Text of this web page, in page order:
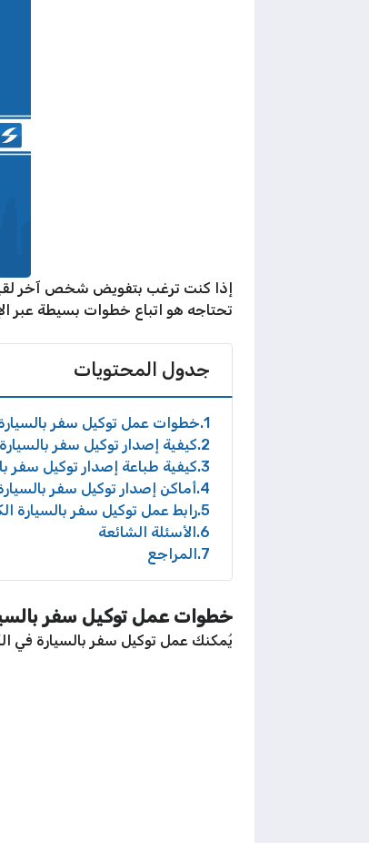
إذا كنت ترغب بتفويض شخص آخر
تحتاجه هو اتباع خطوات بسيطة عبر
جدول المحتويات
1 خطوات عمل توكيل سفر
2 كيفية إصدار توكيل سفر
3 كيفية طباعة إصدار توكيل سفر
4 أماكن إصدار توكيل سفر
5 رابط عمل توكيل سفر بالسيارة
6 الأسئلة الشائعة
7 المراجع
خطوات عمل توكيل سفر
يُمكنك عمل توكيل سفر بالسيارة في